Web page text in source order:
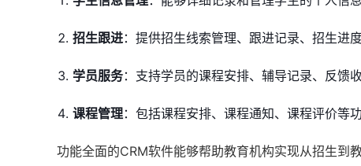
招生跟进：提供招生线索管理、跟进记录、招生进
学员服务：支持学员的课程安排、辅导记录、反馈收
课程管理：包括课程安排、课程通知、课程评价等功
功能全面的CRM软件能够帮助教育机构实现从招生到